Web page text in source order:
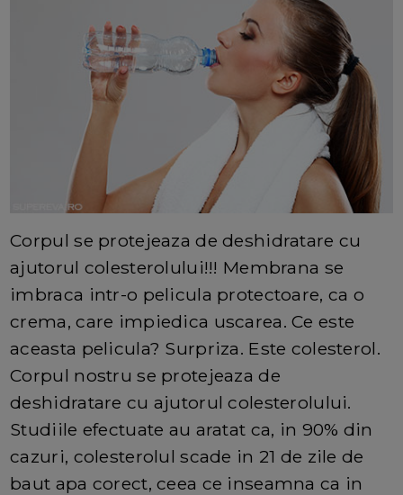
Corpul se protejeaza de deshidratare cu
ajutorul colesterolului!!! Membrana se
imbraca intr-o pelicula protectoare, ca o
crema, care impiedica uscarea. Ce este
aceasta pelicula? Surpriza. Este colesterol.
Corpul nostru se protejeaza de
deshidratare cu ajutorul colesterolului.
Studiile efectuate au aratat ca, in 90% din
cazuri, colesterolul scade in 21 de zile de
baut apa corect, ceea ce inseamna ca in